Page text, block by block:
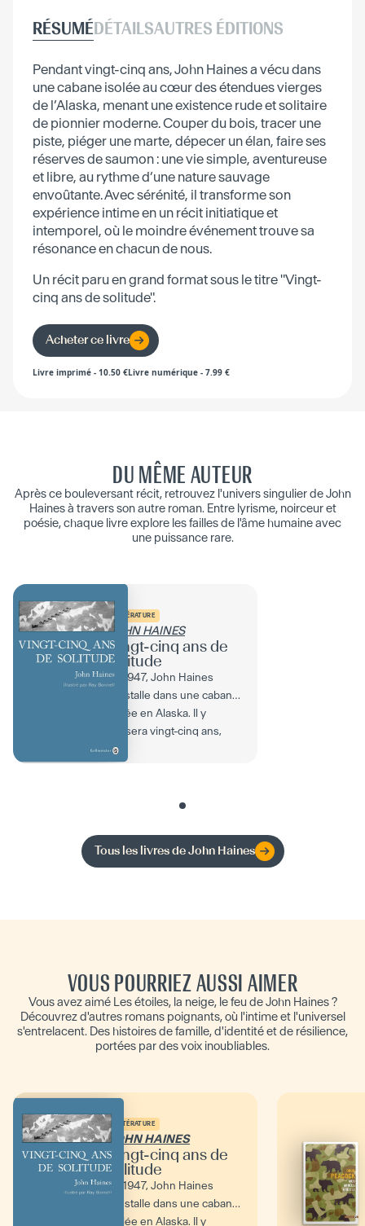
RÉSUMÉDÉTAILSAUTRES ÉDITIONS
Pendant vingt-cinq ans, John Haines a vécu dans
une cabane isolée au cœur des étendues vierges
de l’Alaska, menant une existence rude et solitaire
de pionnier moderne. Couper du bois, tracer une
piste, piéger une marte, dépecer un élan, faire ses
réserves de saumon : une vie simple, aventureuse
et libre, au rythme d’une nature sauvage
envoûtante. Avec sérénité, il transforme son
expérience intime en un récit initiatique et
intemporel, où le moindre événement trouve sa
résonance en chacun de nous.
Un récit paru en grand format sous le titre "Vingt-
cinq ans de solitude".
Acheter ce livre
Livre imprimé - 10.50 €Livre numérique - 7.99 €
DU MÊME AUTEUR
Après ce bouleversant récit, retrouvez l'univers singulier de John
Haines à travers son autre roman. Entre lyrisme, noirceur et
poésie, chaque livre explore les failles de l'âme humaine avec
une puissance rare.
LITTÉRATURE
JOHN HAINES
Vingt-cinq ans de
solitude
En 1947, John Haines
s’installe dans une cabane
isolée en Alaska. Il y
passera vingt-cinq ans,
menant une existence...
Tous les livres deJohn Haines
VOUS POURRIEZ AUSSI AIMER
Vous avez aimé Les étoiles, la neige, le feu de John Haines ?
Découvrez d'autres romans poignants, où l'intime et l'universel
s'entrelacent. Des histoires de famille, d'identité et de résilience,
portées par des voix inoubliables.
LITTÉRATURE
JOHN HAINES
Vingt-cinq ans de
solitude
En 1947, John Haines
s’installe dans une cabane
isolée en Alaska. Il y